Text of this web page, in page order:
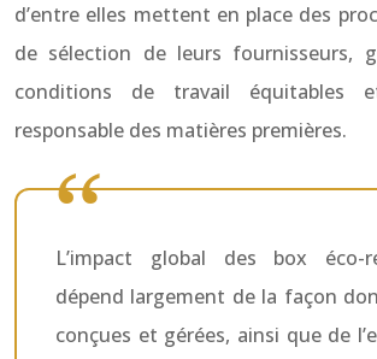
d’entre elles mettent en place des
de sélection de leurs fournisseurs,
conditions de travail équitables
responsable des matières premières.
L’impact global des box éco-
dépend largement de la façon
conçues et gérées, ainsi que de